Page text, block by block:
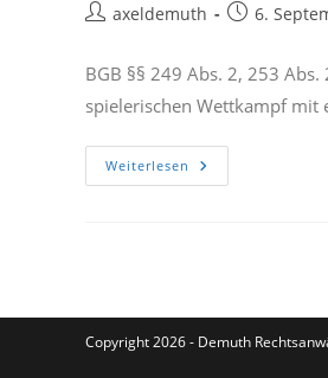
Beitrags-
axeldemuth
Beitrag
6.
BGB §§ 249 Abs. 2, 253
spielerischen Wettkampf
Weiterlesen
Bei
Copyright 2026 - Demuth